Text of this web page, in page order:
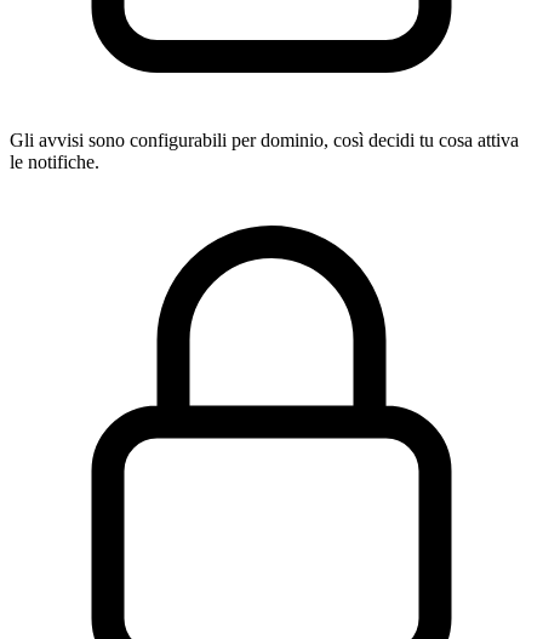
Gli avvisi sono configurabili per dominio, così decidi tu cosa attiva
le notifiche.